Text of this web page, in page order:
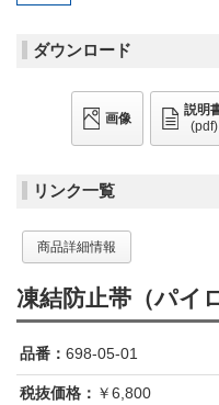
ダウンロード
画像
説明
(pdf)
リンク一覧
商品詳細情報
凍結防止帯（パイ
品番： 698-05-01
税抜価格： ￥6,800